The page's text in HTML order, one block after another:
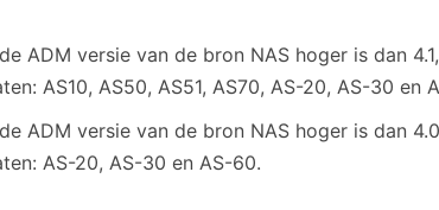
ADM versie van de bron NAS hoger is dan
AS10, AS50, AS51, AS70, AS-20, AS-30 en
ADM versie van de bron NAS hoger is dan
AS-20, AS-30 en AS-60.